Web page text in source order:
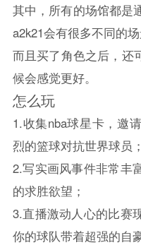
其中，所有的场馆都是
a2k21会有很多不同的
而且买了角色之后，还
候会感觉更好。
怎么玩
1.收集nba球星卡，邀
烈的篮球对抗世界球员；
2.写实画风事件非常丰
的求胜欲望；
3.直播激动人心的比赛
你的球队带着超强的自